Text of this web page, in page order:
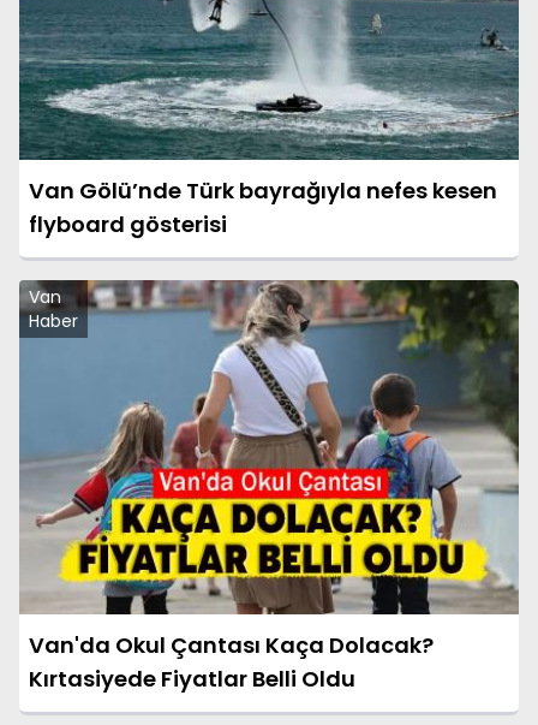
Van Gölü’nde Türk bayrağıyla nefes kesen
flyboard gösterisi
Van
Haber
Van'da Okul Çantası Kaça Dolacak?
Kırtasiyede Fiyatlar Belli Oldu